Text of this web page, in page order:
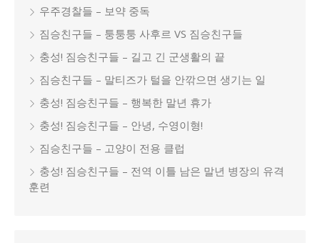
우주경찰들 – 보약 중독
짐승친구들 – 퉁퉁퉁 사후르 VS 짐승친구들
충성! 짐승친구들 – 길고 긴 군생활의 끝
짐승친구들 – 말티즈가 털을 안깎으면 생기는 일
충성! 짐승친구들 – 행복한 말년 휴가
충성! 짐승친구들 – 안녕, 수영이형!
짐승친구들 – 고양이 전용 클럽
충성! 짐승친구들 – 전역 이틀 남은 말년 병장의 유격
훈련